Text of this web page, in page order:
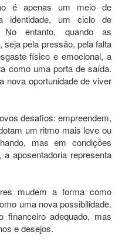
é apenas um meio de
identidade, um ciclo de
No entanto, quando as
pela pressão, pela falta
físico e emocional, a
como uma porta de saída.
nova oportunidade de viver
desafios: empreendem,
um ritmo mais leve ou
mas em condições
aposentadoria representa
mudem a forma como
uma nova possibilidade.
financeiro adequado, mas
e desejos.